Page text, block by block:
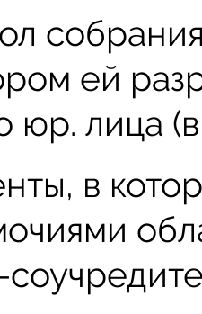
ей
юр. лица
в